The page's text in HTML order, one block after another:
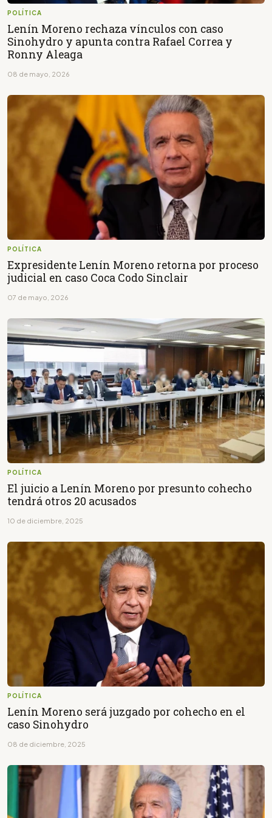
POLÍTICA
Lenín Moreno rechaza vínculos con caso
Sinohydro y apunta contra Rafael Correa y
Ronny Aleaga
08 de mayo, 2026
POLÍTICA
Expresidente Lenín Moreno retorna por proceso
judicial en caso Coca Codo Sinclair
07 de mayo, 2026
POLÍTICA
El juicio a Lenín Moreno por presunto cohecho
tendrá otros 20 acusados
10 de diciembre, 2025
POLÍTICA
Lenín Moreno será juzgado por cohecho en el
caso Sinohydro
08 de diciembre, 2025